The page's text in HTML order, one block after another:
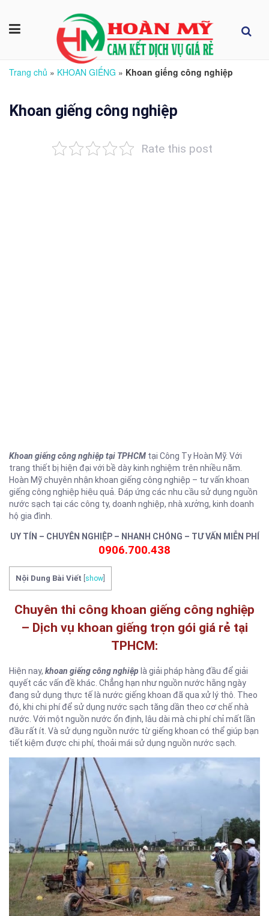
Trang chủ » KHOAN GIẾNG » Khoan giếng công nghiệp
Khoan giếng công nghiệp
Rate this post
Khoan giếng công nghiệp tại TPHCM tại Công Ty Hoàn Mỹ. Với
trang thiết bị hiện đại với bề dày kinh nghiệm trên nhiều năm.
Hoàn Mỹ chuyên nhận khoan giếng công nghiệp – tư vấn khoan
giếng công nghiệp hiệu quả. Đáp ứng các nhu cầu sử dụng nguồn
nước sạch tại các công ty, doanh nghiệp, nhà xưởng, kinh doanh
hộ gia đình.
UY TÍN – CHUYÊN NGHIỆP – NHANH CHÓNG – TƯ VẤN MIỄN PHÍ
0906.700.438
Nội Dung Bài Viết show
Chuyên thi công khoan giếng công nghiệp
– Dịch vụ khoan giếng trọn gói giá rẻ tại
TPHCM:
Hiện nay, khoan giếng công nghiệp là giải pháp hàng đầu để giải
quyết các vấn đề khác. Chẳng hạn như nguồn nước hằng ngày
đang sử dụng thực tế là nước giếng khoan đã qua xử lý thô. Theo
đó, khi chi phí để sử dụng nước sạch tăng dần theo cơ chế nhà
nước. Với một nguồn nước ổn định, lâu dài mà chi phí chỉ mất lần
đầu rất ít. Và sử dụng nguồn nước từ giếng khoan có thể giúp bạn
tiết kiệm được chi phí, thoải mái sử dụng nguồn nước sạch.